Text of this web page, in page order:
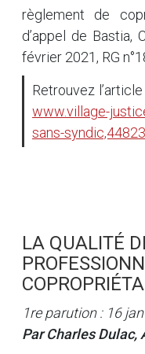
règlement de
d’appel de Bastia,
février 2021, RG
Retrouvez
www.village-
sans-
LA QUALITÉ
1re parution : 16
Par Charles Dulac,